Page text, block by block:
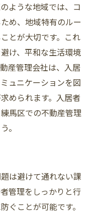
ような地域では、コ
め、地域特有のルー
とが大切です。これ
け、平和な生活環境
産管理会社は、入居
ュニケーションを図
められます。入居者
馬区での不動産管理
。
は避けて通れない課
管理をしっかりと行
ぐことが可能です。